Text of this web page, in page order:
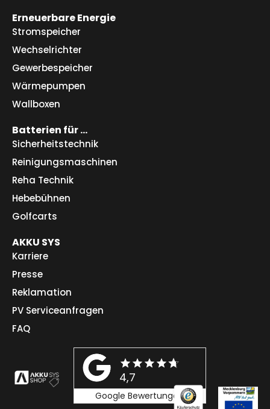
Erneuerbare Energie
Stromspeicher
Wechselrichter
Gewerbespeicher
Wärmepumpen
Wallboxen
Batterien für …
Sicherheitstechnik
Reinigungsmaschinen
Reha Technik
Hebebühnen
Golfcarts
AKKU SYS
Karriere
Presse
Reklamation
PV Serviceanfragen
FAQ
4,7
Google Bewertungen